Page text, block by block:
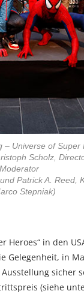
Universe of
Scholz,
Moderator
Patrick A. Reed,
Stepniak)
Heroes“ in den
Gelegenheit, in
sicher
(siehe